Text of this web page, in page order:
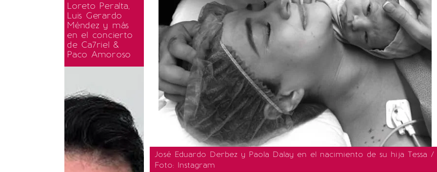
Loreto Peralta,
Luis Gerardo
Méndez y más
en el concierto
de Ca7riel &
Paco Amoroso
José Eduardo Derbez y Paola Dalay en el nacimiento de su hija Tessa /
Foto: Instagram